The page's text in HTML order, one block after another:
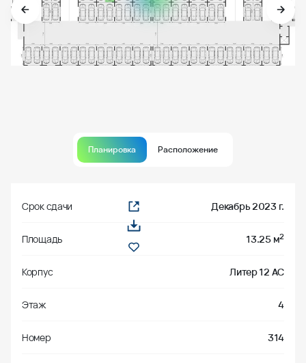
Планировка Расположение
Срок сдачи Декабрь 2023 г.
Площадь 13.25 м2
Корпус Литер 12 АС
Этаж 4
Номер 314